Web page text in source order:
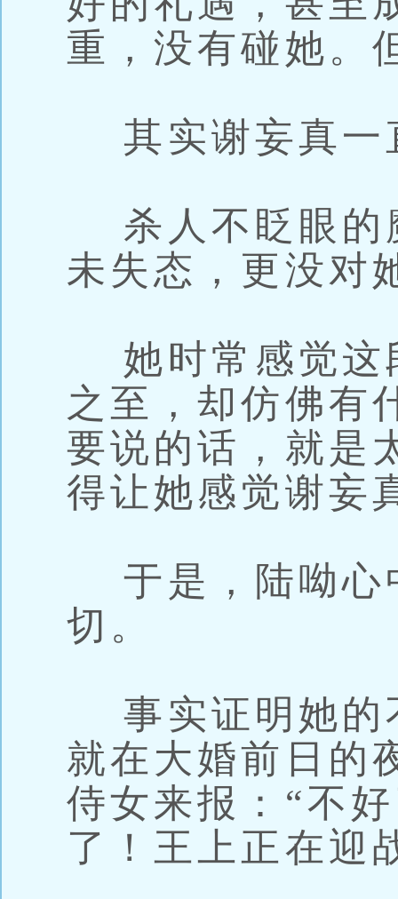
重，没有碰她。
其实谢妄真一
杀人不眨眼的
未失态，更没对
她时常感觉这
之至，却仿佛有
要说的话，就是
得让她感觉谢妄
于是，陆呦心
切。
事实证明她的
就在大婚前日的
侍女来报：“不
了！王上正在迎